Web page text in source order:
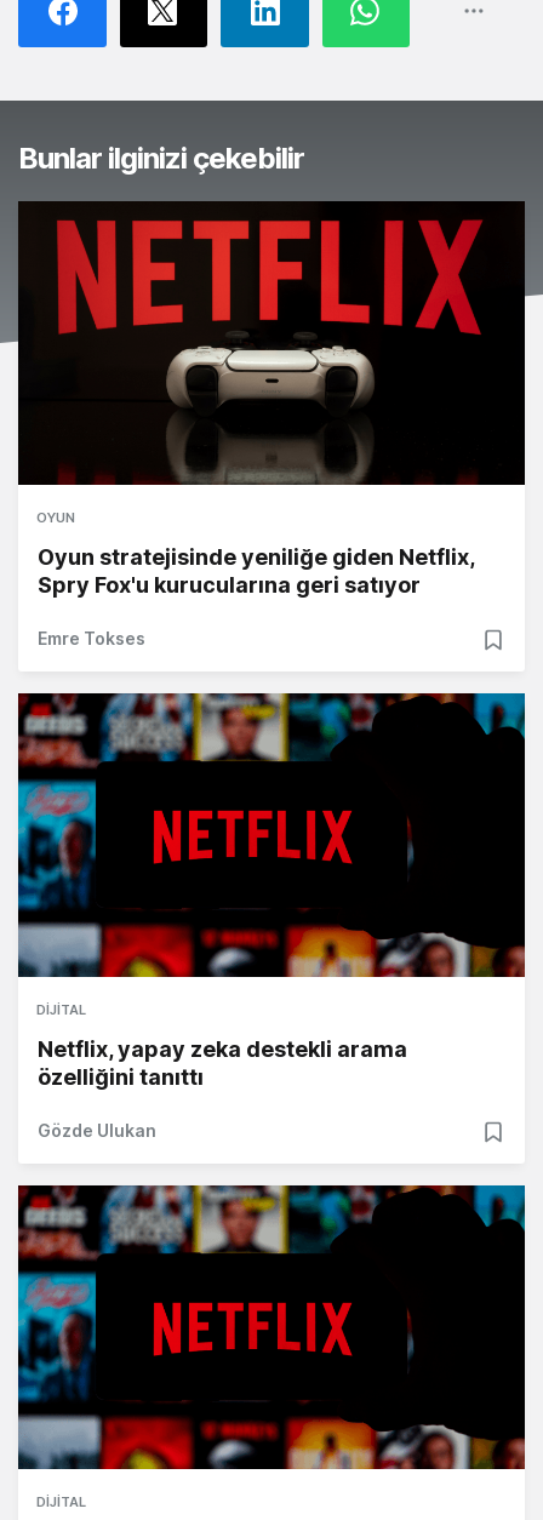
Bunlar ilginizi çekebilir
OYUN
Oyun stratejisinde yeniliğe giden Netflix,
Spry Fox'u kurucularına geri satıyor
Emre Tokses
DIJITAL
Netflix, yapay zeka destekli arama
özelliğini tanıttı
Gözde Ulukan
DIJITAL